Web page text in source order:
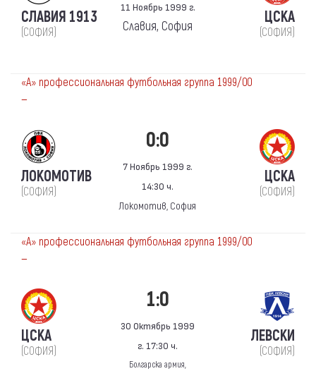
СЛАВИЯ 1913
(СОФИЯ)
11 Ноябрь 1999 г.
Славия, София ЦСКА
(СОФИЯ)
«А» профессиональная футбольная группа 1999/00
—
ЛОКОМОТИВ
(СОФИЯ)
0:0
7 Ноябрь 1999 г.
14:30 ч.
Локомотив, София
ЦСКА
(СОФИЯ)
«А» профессиональная футбольная группа 1999/00
—
ЦСКА
(СОФИЯ)
1:0
30 Октябрь 1999
г. 17:30 ч.
Болгарска армия,
ЛЕВСКИ
(СОФИЯ)